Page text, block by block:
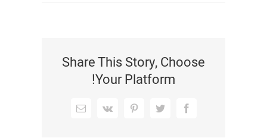
Share This Story, Choose
Your Platform!
Facebook
Twitter
Pinterest
Vk
כתובת